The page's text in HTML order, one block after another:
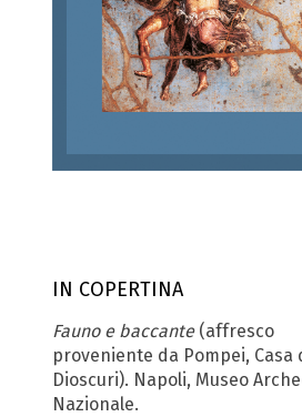
IN COPERTINA
Fauno e baccante(affresco
proveniente da Pompei, Casa
Dioscuri). Napoli, Museo
Nazionale.